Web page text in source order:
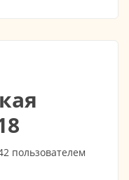
пользователем